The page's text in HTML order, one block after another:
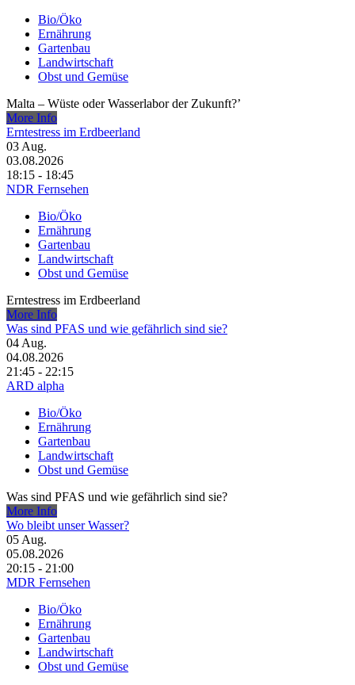
Bio/Öko
Ernährung
Gartenbau
Landwirtschaft
Obst und Gemüse
Malta – Wüste oder Wasserlabor der Zukunft?’
More Info
Erntestress im Erdbeerland
03 Aug.
03.08.2026
18:15 - 18:45
NDR Fernsehen
Bio/Öko
Ernährung
Gartenbau
Landwirtschaft
Obst und Gemüse
Erntestress im Erdbeerland
More Info
Was sind PFAS und wie gefährlich sind sie?
04 Aug.
04.08.2026
21:45 - 22:15
ARD alpha
Bio/Öko
Ernährung
Gartenbau
Landwirtschaft
Obst und Gemüse
Was sind PFAS und wie gefährlich sind sie?
More Info
Wo bleibt unser Wasser?
05 Aug.
05.08.2026
20:15 - 21:00
MDR Fernsehen
Bio/Öko
Ernährung
Gartenbau
Landwirtschaft
Obst und Gemüse